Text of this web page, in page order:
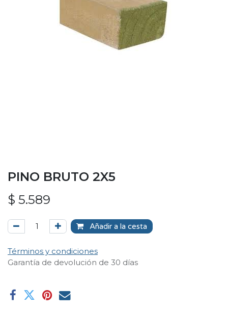
PINO BRUTO 2X5
$ 5.589
Añadir a la cesta
Términos y condiciones
Garantía de devolución de 30 días